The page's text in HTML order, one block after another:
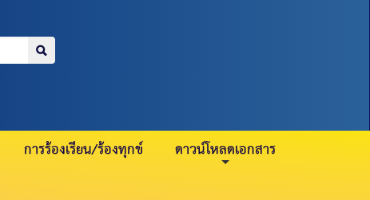
การร้องเรียน/ร้องทุกข์
ดาวน์โหลดเอกสาร